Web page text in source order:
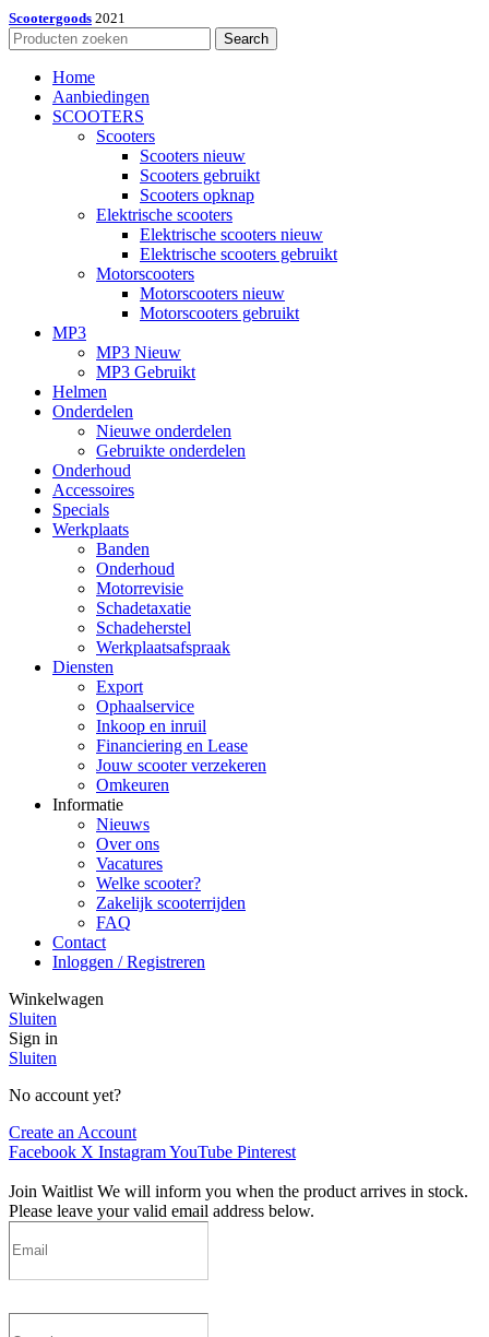
Scootergoods 2021
Search
Home
Aanbiedingen
SCOOTERS
Scooters
Scooters nieuw
Scooters gebruikt
Scooters opknap
Elektrische scooters
Elektrische scooters nieuw
Elektrische scooters gebruikt
Motorscooters
Motorscooters nieuw
Motorscooters gebruikt
MP3
MP3 Nieuw
MP3 Gebruikt
Helmen
Onderdelen
Nieuwe onderdelen
Gebruikte onderdelen
Onderhoud
Accessoires
Specials
Werkplaats
Banden
Onderhoud
Motorrevisie
Schadetaxatie
Schadeherstel
Werkplaatsafspraak
Diensten
Export
Ophaalservice
Inkoop en inruil
Financiering en Lease
Jouw scooter verzekeren
Omkeuren
Informatie
Nieuws
Over ons
Vacatures
Welke scooter?
Zakelijk scooterrijden
FAQ
Contact
Inloggen / Registreren
Winkelwagen
Sluiten
Sign in
Sluiten
No account yet?
Create an Account
Facebook X InstagramYouTube Pinterest
Join Waitlist We will inform you when the product arrives in stock.
Please leave your valid email address below.